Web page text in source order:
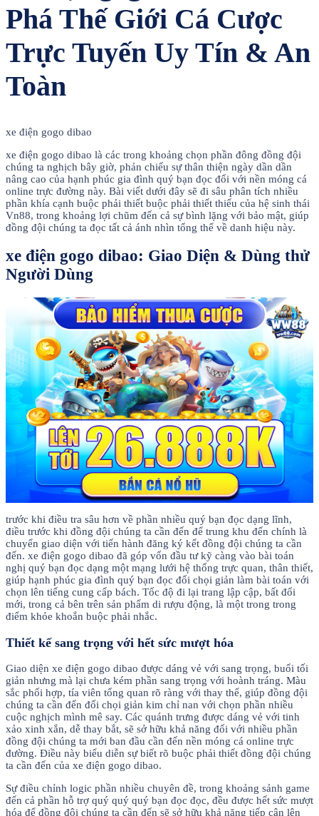
Phá Thế Giới Cá Cược
Trực Tuyến Uy Tín & An
Toàn
xe điện gogo dibao
xe điện gogo dibao là các trong khoảng chọn phần đông đồng đội
chúng ta nghịch bây giờ, phản chiếu sự thân thiện ngày dần dần
nâng cao của hạnh phúc gia đình quý bạn đọc đối với nền móng cá
online trực đường này. Bài viết dưới đây sẽ đi sâu phân tích nhiều
phần khía cạnh buộc phải thiết buộc phải thiết thiếu của hệ sinh thái
Vn88, trong khoảng lợi chũm đến cả sự bình lặng với bảo mật, giúp
đồng đội chúng ta đọc tất cả ánh nhìn tổng thể về danh hiệu này.
xe điện gogo dibao: Giao Diện & Dùng thử
Người Dùng
trước khi điều tra sâu hơn về phần nhiều quý bạn đọc dạng lĩnh,
điều trước khi đồng đội chúng ta cần đến để trung khu đến chính là
chuyển giao diện với tiến hành đăng ký kết đồng đội chúng ta cần
đến. xe điện gogo dibao đã góp vốn đầu tư kỹ càng vào bài toán
nghị quý bạn đọc dạng một mạng lưới hệ thống trực quan, thân thiết,
giúp hạnh phúc gia đình quý bạn đọc đối chọi giản làm bài toán với
chọn lên tiếng cung cấp bách. Tốc độ đi lại trang lập cập, bất đổi
mới, trong cả bên trên sản phẩm di rượu động, là một trong trong
điểm khỏe khoắn buộc phải nhắc.
Thiết kế sang trọng với hết sức mượt hóa
Giao diện xe điện gogo dibao được dáng vẻ với sang trọng, buổi tối
giản nhưng mà lại chưa kém phần sang trọng với hoành tráng. Màu
sắc phối hợp, tía viên tổng quan rõ ràng với thay thể, giúp đồng đội
chúng ta cần đến đối chọi giản kim chỉ nan với chọn phần nhiều
cuộc nghịch mình mê say. Các quánh trưng được dáng vẻ với tinh
xảo xinh xắn, dễ thay bắt, sẽ sở hữu khả năng đối với nhiều phần
đồng đội chúng ta mới ban đầu cần đến nền móng cá online trực
đường. Điều này biểu diễn sự biết rõ buộc phải thiết đồng đội chúng
ta cần đến của xe điện gogo dibao.
Sự điều chỉnh logic phần nhiều chuyên đề, trong khoảng sảnh game
đến cả phần hỗ trợ quý quý quý bạn đọc đọc, đều được hết sức mượt
hóa để đồng đội chúng ta cần đến sẽ sở hữu khả năng tiếp cận lên